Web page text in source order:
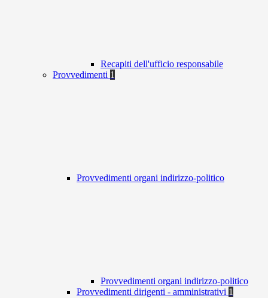
Recapiti dell'ufficio responsabile
Provvedimenti 1
Provvedimenti organi indirizzo-politico
Provvedimenti organi indirizzo-politico
Provvedimenti dirigenti - amministrativi 1